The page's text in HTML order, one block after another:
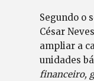
Segundo o
César
ampliar a
unidades
financeiro,